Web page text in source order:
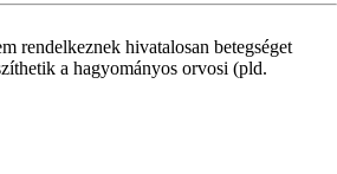
rendelkeznek hivatalosan betegséget
a hagyományos orvosi (pld.